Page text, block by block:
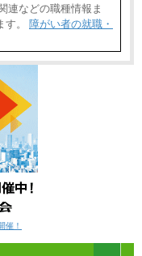
連などの職種情報ま
す。 障がい者の就職・
催！